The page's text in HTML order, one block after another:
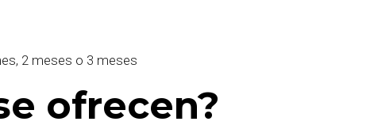
2 meses o 3 meses
ofrecen?